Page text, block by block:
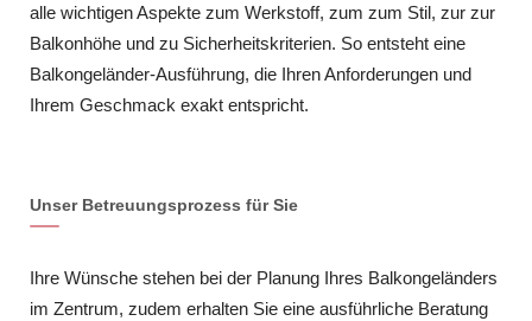
alle wichtigen Aspekte zum Werkstoff, zum zum Stil, zur zur
Balkonhöhe und zu Sicherheitskriterien. So entsteht eine
Balkongeländer-Ausführung, die Ihren Anforderungen und
Ihrem Geschmack exakt entspricht.
Unser Betreuungsprozess für Sie
Ihre Wünsche stehen bei der Planung Ihres Balkongeländers
im Zentrum, zudem erhalten Sie eine ausführliche Beratung